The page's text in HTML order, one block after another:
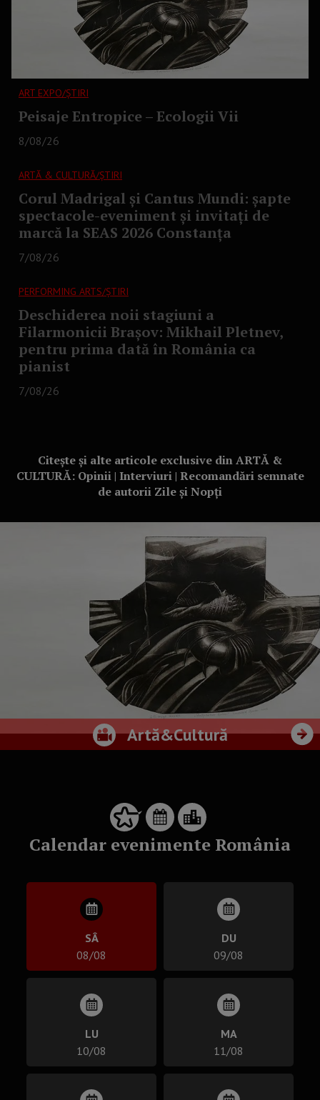
ART EXPO/ȘTIRI
Peisaje Entropice – Ecologii Vii
8/08/26
ARTĂ & CULTURĂ/ȘTIRI
Corul Madrigal și Cantus Mundi: șapte
spectacole-eveniment și invitați de
marcă la SEAS 2026 Constanța
7/08/26
PERFORMING ARTS/ȘTIRI
Deschiderea noii stagiuni a
Filarmonicii Brașov: Mikhail Pletnev,
pentru prima dată în România ca
pianist
7/08/26
Citește și alte articole exclusive din ARTĂ &
CULTURĂ: Opinii | Interviuri | Recomandări semnate
de autorii Zile și Nopți
Artă&Cultură
Calendar evenimente România
SÂ
08/08
DU
09/08
LU
10/08
MA
11/08